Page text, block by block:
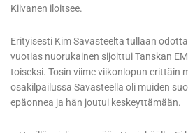
Kiivanen iloitsee.
Erityisesti Kim Savasteelta tullaan
vuotias nuorukainen sijoittui Tanskan
toiseksi. Tosin viime viikonlopun erittäin
osakilpailussa Savasteella oli muiden
epäonnea ja hän joutui keskeyttämään.